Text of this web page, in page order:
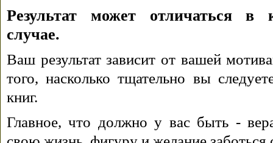
Результат может отличаться в
случае.
Ваш результат зависит от вашей
того, насколько тщательно вы
книг.
Главное, что должно у вас быть -